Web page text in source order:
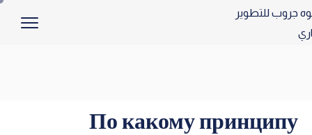
По какому принципу